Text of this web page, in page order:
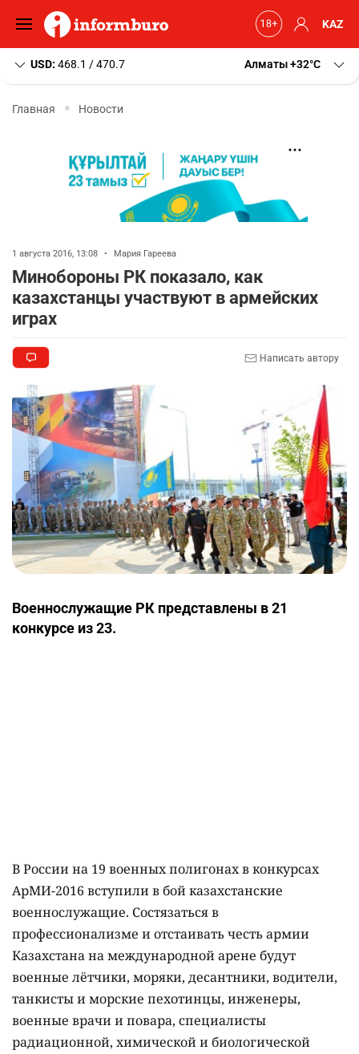
KAZ
USD: 468.1 / 470.7 Алматы+32 C
Главная Новости
1 августа 2016, 13:08 • Мария Гареева
Минобороны РК показало, как
казахстанцы участвуют в армейских
играх
Написать автору
Военнослужащие РК представлены в 21
конкурсе из 23.
В России на 19 военных полигонах в конкурсах
АрМИ-2016 вступили в бой казахстанские
военнослужащие. Состязаться в
профессионализме и отстаивать честь армии
Казахстана на международной арене будут
военные лётчики, моряки, десантники, водители,
танкисты и морские пехотинцы, инженеры,
военные врачи и повара, специалисты
радиационной, химической и биологической